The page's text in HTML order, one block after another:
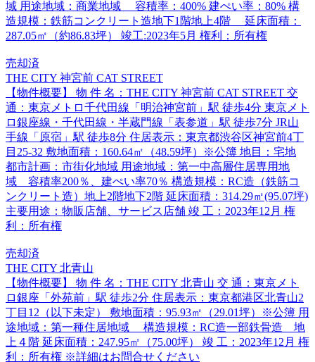
域 用途地域：商業地域 容積率：400% 建ぺい率：80% 構
造規模：鉄筋コンクリート造地下1階地上4階 延床面積：
287.05㎡（約86.83坪） 竣工:2023年5月 権利：所有権
売却済
THE CITY 神宮前 CAT STREET
【物件概要】 物 件 名：THE CITY 神宮前 CAT STREET 交
通：東京メトロ千代田線「明治神宮前」駅 徒歩4分 東京メト
ロ銀座線・千代田線・半蔵門線「表参道」駅 徒歩7分 JR山
手線「原宿」駅 徒歩8分 住居表示：東京都渋谷区神宮前4丁
目25-32 敷地面積：160.64㎡（48.59坪）※公簿 地目：宅地
都市計画：市街化地域 用途地域：第一中高層住居専用地
域 容積率200％、建ぺい率70％ 構造規模：RC造（鉄筋コ
ンクリート造）地上2階地下2階 延床面積：314.29㎡(95.07坪)
主要用途：物販店舗、サービス店舗 竣 工：2023年12月 権
利：所有権
売却済
THE CITY 北青山
【物件概要】 物 件 名：THE CITY 北青山 交 通：東京メト
ロ銀座「外苑前」駅 徒歩2分 住居表示：東京都港区北青山2
丁目12（以下未定） 敷地面積：95.93㎡（29.01坪）※公簿 用
途地域：第一種住居地域 構造規模：RC造一部鉄骨造 地
上４階 延床面積：247.95㎡（75.00坪） 竣 工：2023年12月 権
利：所有権 ※詳細はお問合せください